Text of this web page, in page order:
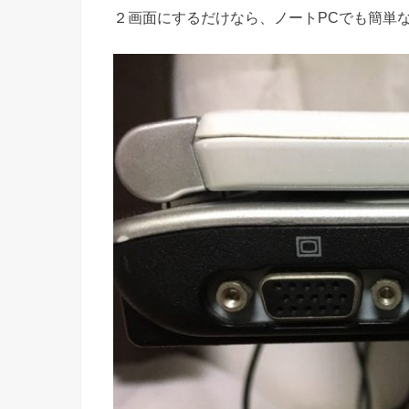
２画面にするだけなら、ノートPCでも簡単